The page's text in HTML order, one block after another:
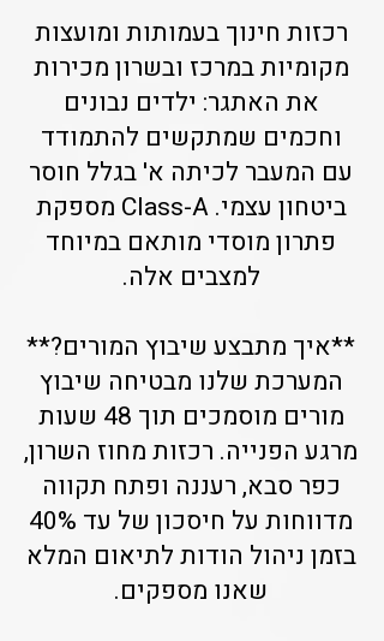
רכזות חינוך בעמותות ומועצות
מקומיות במרכז ובשרון מכירות
את האתגר: ילדים נבונים
וחכמים שמתקשים להתמודד
עם המעבר לכיתה א' בגלל חוסר
ביטחון עצמי. Class-A מספקת
פתרון מוסדי מותאם במיוחד
למצבים אלה.
**איך מתבצע שיבוץ המורים?**
המערכת שלנו מבטיחה שיבוץ
מורים מוסמכים תוך 48 שעות
מרגע הפנייה. רכזות מחוז השרון,
כפר סבא, רעננה ופתח תקווה
מדווחות על חיסכון של עד 40%
בזמן ניהול הודות לתיאום המלא
שאנו מספקים.